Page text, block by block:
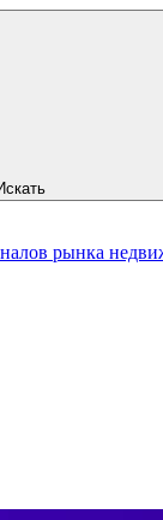
рынка